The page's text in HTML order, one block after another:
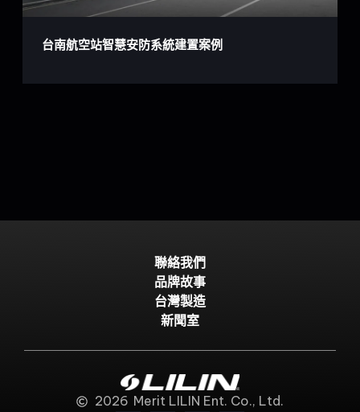
台南航空站智慧安防系統建置案例
聯絡我們
品牌故事
台灣製造
新聞室
2026 Merit LILIN Ent. Co., Ltd.